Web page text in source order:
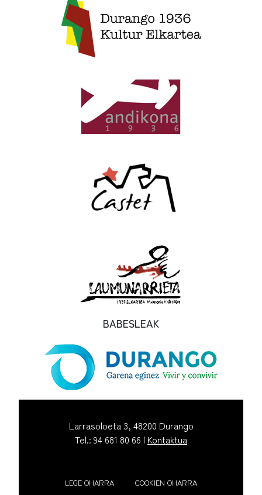
BABESLEAK
Larrasoloeta 3, 48200 Durango
Tel.: 94 681 80 66 | Kontaktua
LEGE OHARRA COOKIEN OHARRA